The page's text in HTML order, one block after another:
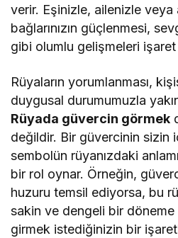
verir. Eşinizle, ailenizle veya
bağlarınızın güçlenmesi,
gibi olumlu gelişmeleri işaret
Rüyaların yorumlanması,
duygusal durumumuzla
Rüyada güvercin görmek
değildir. Bir güvercinin sizin
sembolün rüyanızdaki
bir rol oynar. Örneğin,
huzuru temsil ediyorsa, bu
sakin ve dengeli bir
girmek istediğinizin bir